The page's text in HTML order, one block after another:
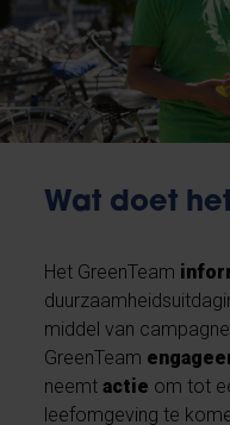
Wat doet
Het GreenTeam
middel van
GreenTeam
neemtactie om tot
leefomgeving te